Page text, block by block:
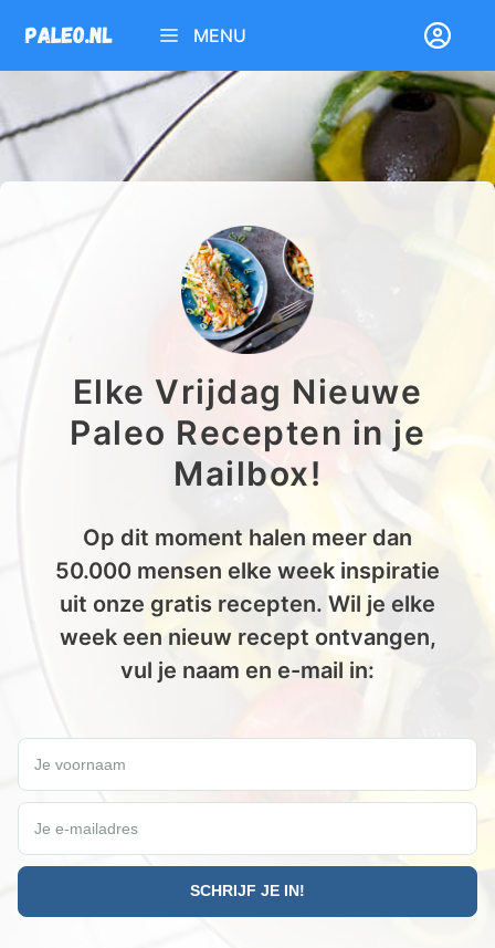
naar
de
MENU
Elke Vrijdag Nieuwe
Paleo Recepten in je
Mailbox!
Op dit moment halen meer dan
50.000 mensen elke week inspiratie
uit onze gratis recepten. Wil je elke
week een nieuw recept ontvangen,
vul je naam en e-mail in:
Wil jij elke vrijdag een gratis Paleo recept ontvangen?
Je voornaam
Je e-mailadres